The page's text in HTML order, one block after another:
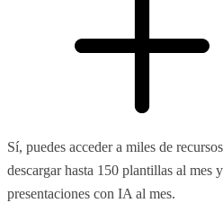
Sí, puedes acceder a miles de
descargar hasta 150 plantillas al mes
presentaciones con IA al mes.